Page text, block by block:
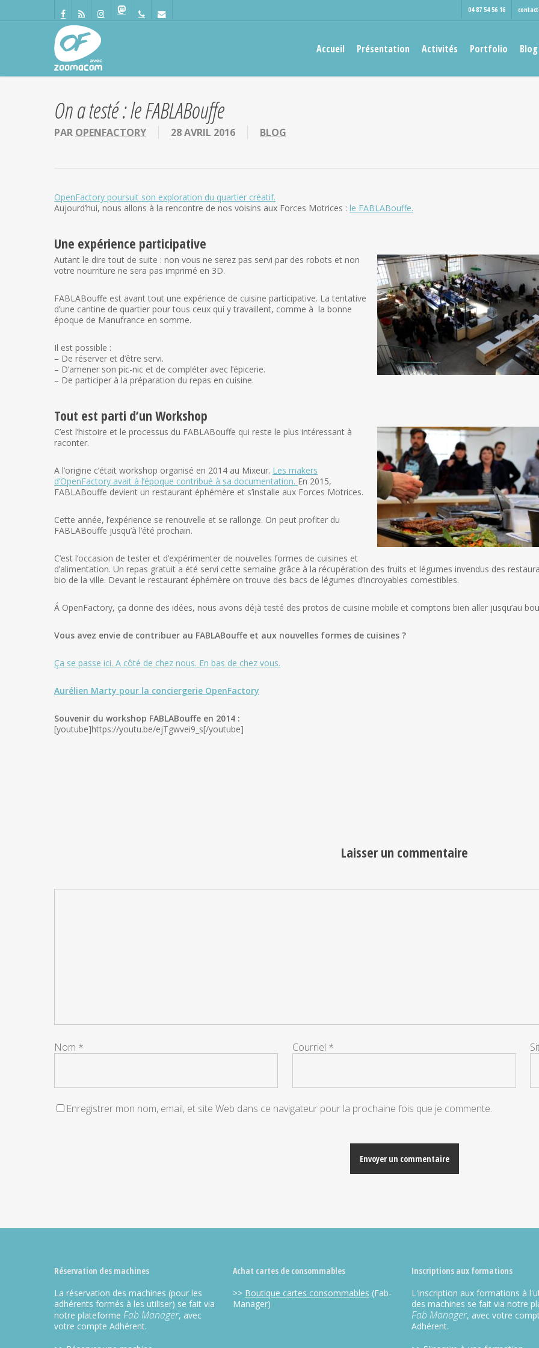
Panneau de gestion des cookies
facebook
RSS instagrammastodonphone email
04 87 54 56 16
Accueil Présentation Activités Portfolio Blog
On a testé : le FABLABouffe
PAR OPENFACTORY 28 AVRIL 2016 BLOG
OpenFactory poursuit son exploration du quartier créatif.
Aujourd’hui, nous allons à la rencontre de nos voisins aux Forces Motrices : le FABLABouffe.
Une expérience participative
Autant le dire tout de suite : non vous ne serez pas servi par des robots et non
votre nourriture ne sera pas imprimé en 3D.
FABLABouffe est avant tout une expérience de cuisine participative. La tentative
d’une cantine de quartier pour tous ceux qui y travaillent, comme à la bonne
époque de Manufrance en somme.
Il est possible :
– De réserver et d’être servi.
– D’amener son pic-nic et de compléter avec l’épicerie.
– De participer à la préparation du repas en cuisine.
Tout est parti d’un Workshop
C’est l’histoire et le processus du FABLABouffe qui reste le plus intéressant à
raconter.
A l’origine c’était workshop organisé en 2014 au Mixeur. Les makers
d’OpenFactory avait à l’époque contribué à sa documentation. En 2015,
FABLABouffe devient un restaurant éphémère et s’installe aux Forces Motrices.
Cette année, l’expérience se renouvelle et se rallonge. On peut profiter du
FABLABouffe jusqu’à l’été prochain.
C’est l’occasion de tester et d’expérimenter de nouvelles formes de cuisines et
d’alimentation. Un repas gratuit a été servi cette semaine grâce à la récupération des fruits et légumes invendus des
bio de la ville. Devant le restaurant éphémère on trouve des bacs de légumes d’Incroyables comestibles.
Á OpenFactory, ça donne des idées, nous avons déjà testé des protos de cuisine mobile et comptons bien aller jusqu’au
Vous avez envie de contribuer au FABLABouffe et aux nouvelles formes de cuisines ?
Ça se passe ici. A côté de chez nous. En bas de chez vous.
Aurélien Marty pour la conciergerie OpenFactory
Souvenir du workshop FABLABouffe en 2014 :
[youtube]https://youtu.be/ejTgwvei9_s[/youtube]
Laisser un commentaire
Nom * Courriel *
Enregistrer mon nom, email, et site Web dans ce navigateur pour la prochaine fois que je commente.
Réservation des machines
La réservation des machines (pour les
adhérents formés à les utiliser) se fait via
notre plateforme Fab Manager, avec
votre compte Adhérent.
Achat cartes de consommables
>> Boutique cartes consommables (Fab-
Manager)
Inscriptions aux formations
L'inscription aux formations à
des machines se fait via notre
Fab Manager, avec votre
Adhérent.